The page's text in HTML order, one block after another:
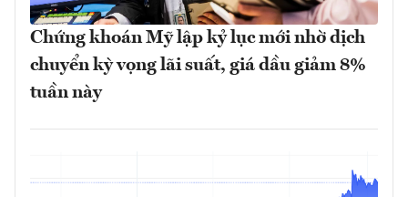
Chứng khoán Mỹ lập kỷ lục mới nhờ dịch
chuyển kỳ vọng lãi suất, giá dầu giảm 8%
tuần này